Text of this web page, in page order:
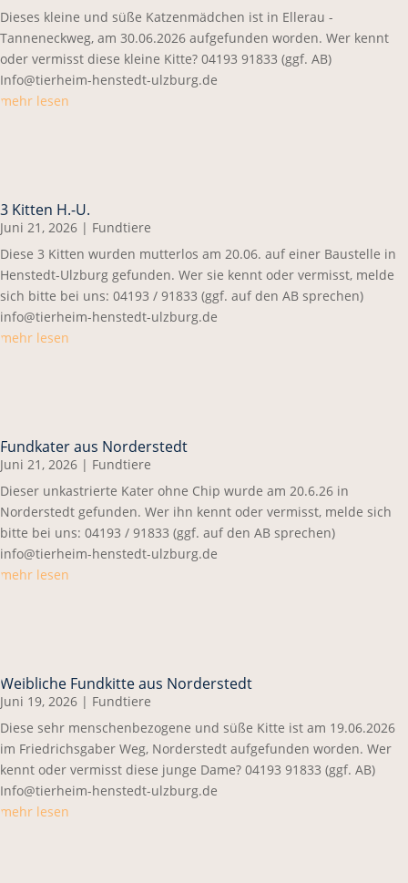
Dieses kleine und süße Katzenmädchen ist in Ellerau -
Tanneneckweg, am 30.06.2026 aufgefunden worden. Wer kennt
oder vermisst diese kleine Kitte? 04193 91833 (ggf. AB)
Info@tierheim-henstedt-ulzburg.de
mehr lesen
3 Kitten H.-U.
Juni 21, 2026 | Fundtiere
Diese 3 Kitten wurden mutterlos am 20.06. auf einer Baustelle in
Henstedt-Ulzburg gefunden. Wer sie kennt oder vermisst, melde
sich bitte bei uns: 04193 / 91833 (ggf. auf den AB sprechen)
info@tierheim-henstedt-ulzburg.de
mehr lesen
Fundkater aus Norderstedt
Juni 21, 2026 | Fundtiere
Dieser unkastrierte Kater ohne Chip wurde am 20.6.26 in
Norderstedt gefunden. Wer ihn kennt oder vermisst, melde sich
bitte bei uns: 04193 / 91833 (ggf. auf den AB sprechen)
info@tierheim-henstedt-ulzburg.de
mehr lesen
Weibliche Fundkitte aus Norderstedt
Juni 19, 2026 | Fundtiere
Diese sehr menschenbezogene und süße Kitte ist am 19.06.2026
im Friedrichsgaber Weg, Norderstedt aufgefunden worden. Wer
kennt oder vermisst diese junge Dame? 04193 91833 (ggf. AB)
Info@tierheim-henstedt-ulzburg.de
mehr lesen